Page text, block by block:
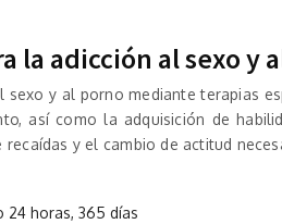
la adicción al sexo y
y al porno mediante terapias
así como la adquisición de
y el cambio de actitud
horas, 365 días